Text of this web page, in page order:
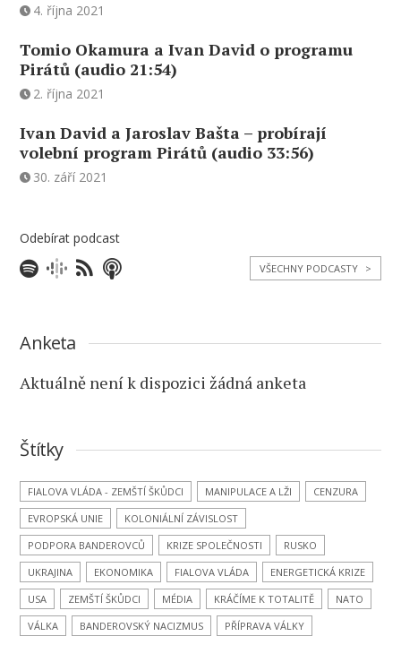
4. října 2021
Tomio Okamura a Ivan David o programu
Pirátů (audio 21:54)
2. října 2021
Ivan David a Jaroslav Bašta – probírají
volební program Pirátů (audio 33:56)
30. září 2021
Odebírat podcast
VŠECHNY PODCASTY >
Anketa
Aktuálně není k dispozici žádná anketa
Štítky
FIALOVA VLÁDA - ZEMŠTÍ ŠKŮDCI MANIPULACE A LŽI
CENZURA
EVROPSKÁ UNIE
KOLONIÁLNÍ ZÁVISLOST
PODPORA BANDEROVCŮ
KRIZE SPOLEČNOSTI
RUSKO
UKRAJINA
EKONOMIKA FIALOVA VLÁDA
ENERGETICKÁ KRIZE
USA
ZEMŠTÍ ŠKŮDCI MÉDIA KRÁČÍME K TOTALITĚ
NATO
VÁLKA
BANDEROVSKÝ NACIZMUS PŘÍPRAVA VÁLKY